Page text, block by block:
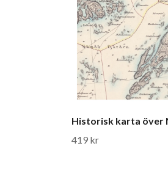
Historisk karta över
419 kr